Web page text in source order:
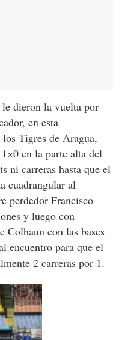
dieron la vuelta por
en esta
Tigres de Aragua,
en la parte alta del
ni carreras hasta que el
cuadrangular al
perdedor Francisco
y luego con
Colhaun con las bases
encuentro para que el
2 carreras por 1.